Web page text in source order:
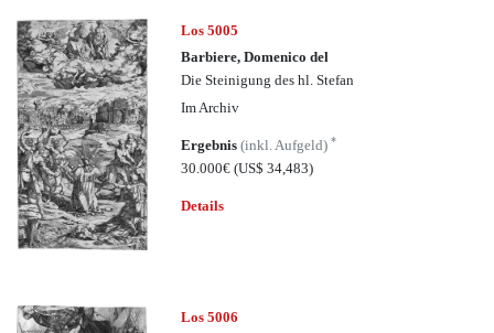
Los 5005
Barbiere, Domenico del
Die Steinigung des hl. Stefan
Im Archiv
Ergebnis(inkl. Aufgeld)*
30.000€(US$ 34,483)
Details
Los 5006